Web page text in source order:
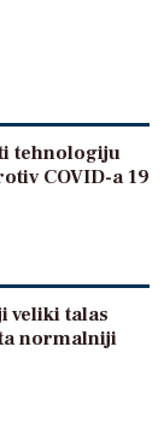
tehnologiju
COVID-a 19
veliki talas
normalniji